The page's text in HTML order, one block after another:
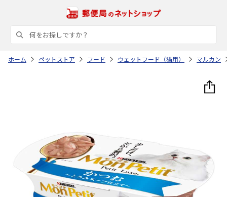
ホーム ペットストア フード ウェットフード（猫用） マルカン